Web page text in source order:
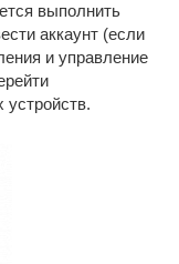
выполнить
аккаунт (если
и управление